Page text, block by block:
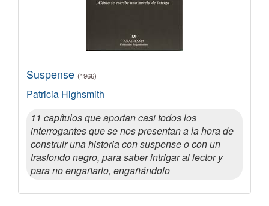
Suspense (1966)
Patricia Highsmith
11 capítulos que aportan casi todos los
interrogantes que se nos presentan a la hora de
construir una historia con suspense o con un
trasfondo negro, para saber intrigar al lector y
para no engañarlo, engañándolo